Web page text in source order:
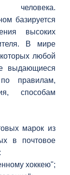
человека.
базируется
высоких
В мире
любой
выдающиеся
правилам,
способам
марок из
в почтовое
хоккею";